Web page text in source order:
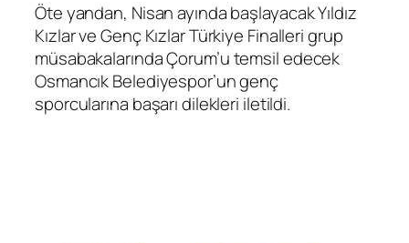
Öte yandan, Nisan ayında başlayacak Yıldız
Kızlar ve Genç Kızlar Türkiye Finalleri grup
müsabakalarında Çorum’u temsil edecek
Osmancık Belediyespor’un genç
sporcularına başarı dilekleri iletildi.